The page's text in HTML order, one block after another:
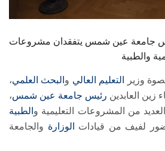
جامعة عين شمس يتفقدان مشروعات
والطبية
وزير التعليم العالي و البحث العلمي،
زين العابدين رئيس جامعة عين شمس،
من المشروعات التعليمية و الطبية
لفيف من قيادات الوزارة والجامعة